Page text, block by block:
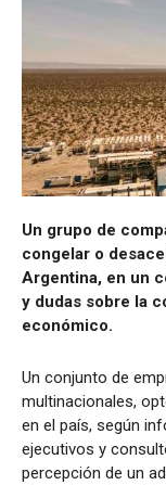
Un grupo de
congelar o
Argentina, en un
y dudas sobre la
económico.
Un conjunto de
multinacionales,
en el país, según
ejecutivos y
percepción de un